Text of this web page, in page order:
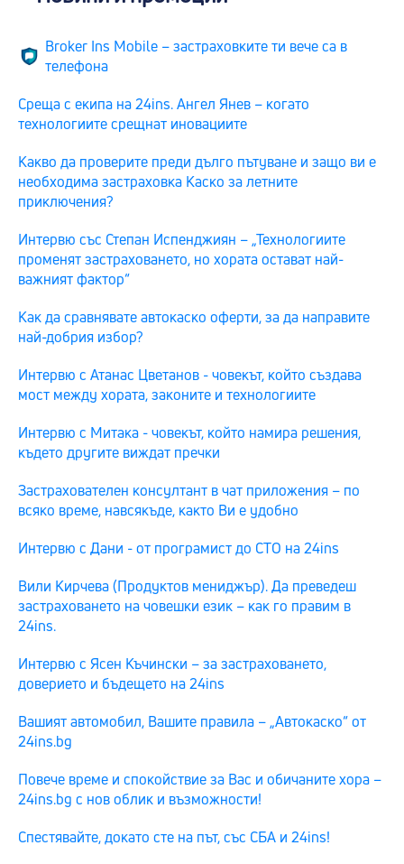
Broker Ins Mobile – застраховките ти вече са в
телефона
Среща с екипа на 24ins. Ангел Янев – когато
технологиите срещнат иновациите
Какво да проверите преди дълго пътуване и защо ви е
необходима застраховка Каско за летните
приключения?
Интервю със Степан Испенджиян – „Технологиите
променят застраховането, но хората остават най-
важният фактор“
Как да сравнявате автокаско оферти, за да направите
най-добрия избор?
Интервю с Атанас Цветанов - човекът, който създава
мост между хората, законите и технологиите
Интервю с Митака - човекът, който намира решения,
където другите виждат пречки
Застрахователен консултант в чат приложения – по
всяко време, навсякъде, както Ви е удобно
Интервю с Дани - от програмист до СТО на 24ins
Вили Кирчева (Продуктов мениджър). Да преведеш
застраховането на човешки език – как го правим в
24ins.
Интервю с Ясен Къчински – за застраховането,
доверието и бъдещето на 24ins
Вашият автомобил, Вашите правила – „Автокаско“ от
24ins.bg
Повече време и спокойствие за Вас и обичаните хора –
24ins.bg с нов облик и възможности!
Спестявайте, докато сте на път, със CБA и 24ins!